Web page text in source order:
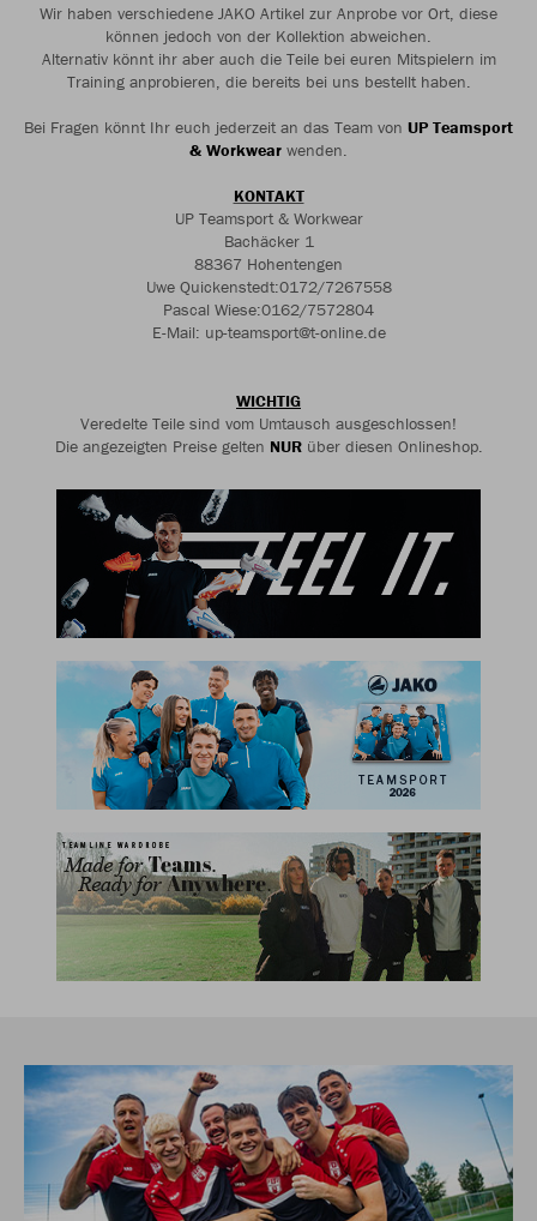
Wir haben verschiedene JAKO Artikel zur Anprobe vor Ort, diese
können jedoch von der Kollektion abweichen.
Alternativ könnt ihr aber auch die Teile bei euren Mitspielern im
Training anprobieren, die bereits bei uns bestellt haben.
Bei Fragen könnt Ihr euch jederzeit an das Team von UP Teamsport
& Workwear wenden.
KONTAKT
UP Teamsport & Workwear
Bachäcker 1
88367 Hohentengen
Uwe Quickenstedt:0172/7267558
Pascal Wiese:0162/7572804
E-Mail: up-teamsport@t-online.de
WICHTIG
Veredelte Teile sind vom Umtausch ausgeschlossen!
Die angezeigten Preise gelten NURüber diesen Onlineshop.